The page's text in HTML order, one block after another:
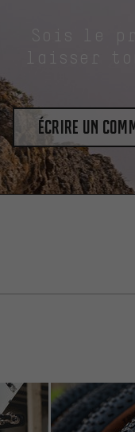
laisser
Écrire un